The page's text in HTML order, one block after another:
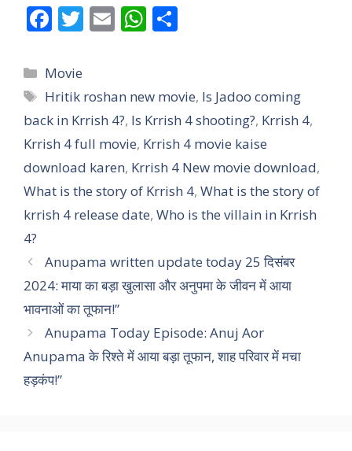
F
e
b
o
o
k
T
er
E
l
W
s
A
p
p
e
Categories
Movie
Tags
Hritik roshan new movie, Is Jadoo coming
back in Krrish 4?, Is Krrish 4 shooting?, Krrish 4,
Krrish 4 full movie, Krrish 4 movie kaise
download karen, Krrish 4 New movie download,
What is the story of Krrish 4, What is the story of
krrish 4 release date, Who is the villain in Krrish
4?
Anupama written update today 25 दिसंबर
2024: माया का बड़ा खुलासा और अनुपमा के जीवन में आया
भावनाओं का तूफान!”
Anupama Today Episode: Anuj Aor
Anupama के रिश्ते में आया बड़ा तूफान, शाह परिवार में मचा
हड़कंप!”